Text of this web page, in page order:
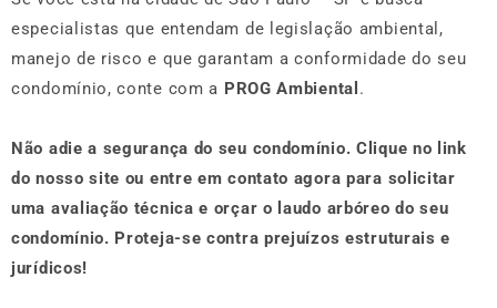
especialistas que entendam de legislação ambiental,
manejo de risco e que garantam a conformidade do seu
condomínio, conte com a PROG Ambiental .
Não adie a segurança do seu condomínio. Clique no link
do nosso site ou entre em contato agora para solicitar
uma avaliação técnica e orçar o laudo arbóreo do seu
condomínio. Proteja-se contra prejuízos estruturais e
jurídicos!